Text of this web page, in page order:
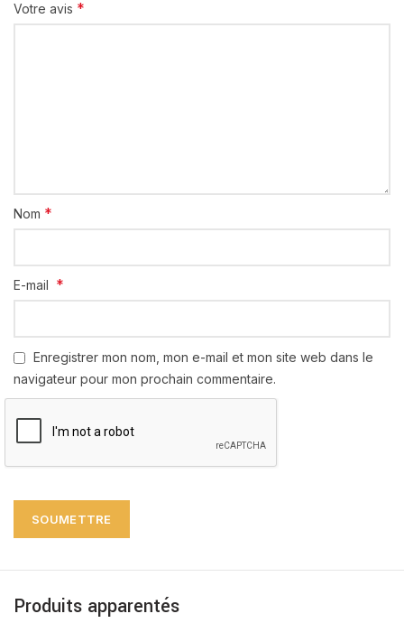
Votre avis *
Nom *
E-mail *
Enregistrer mon nom, mon e-mail et mon site web dans le
navigateur pour mon prochain commentaire.
Produits apparentés